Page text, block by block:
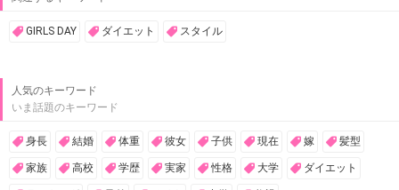
GIRLS DAY ダイエット スタイル
人気のキーワード
いま話題のキーワード
身長 結婚 体重 彼女 子供 現在 嫁 髪型
家族 高校 学歴 実家 性格 大学 ダイエット